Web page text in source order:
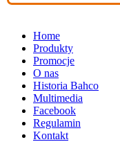
Home
Produkty
Promocje
O nas
Historia Bahco
Multimedia
Facebook
Regulamin
Kontakt